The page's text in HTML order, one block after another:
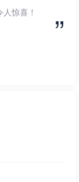
惊喜！